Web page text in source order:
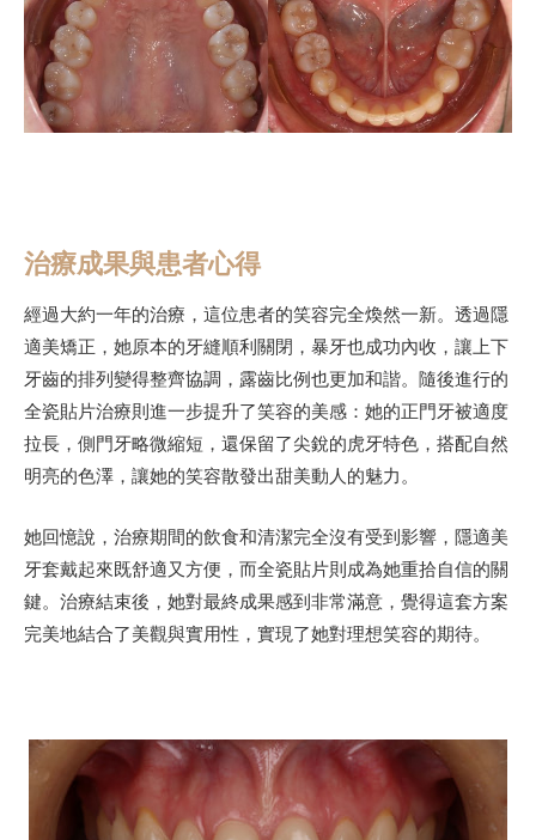
治療成果與患者心得
經過大約一年的治療，這位患者的笑容完全煥然一新。透過隱
適美矯正，她原本的牙縫順利關閉，暴牙也成功內收，讓上下
牙齒的排列變得整齊協調，露齒比例也更加和諧。隨後進行的
全瓷貼片治療則進一步提升了笑容的美感：她的正門牙被適度
拉長，側門牙略微縮短，還保留了尖銳的虎牙特色，搭配自然
明亮的色澤，讓她的笑容散發出甜美動人的魅力。
她回憶說，治療期間的飲食和清潔完全沒有受到影響，隱適美
牙套戴起來既舒適又方便，而全瓷貼片則成為她重拾自信的關
鍵。治療結束後，她對最終成果感到非常滿意，覺得這套方案
完美地結合了美觀與實用性，實現了她對理想笑容的期待。